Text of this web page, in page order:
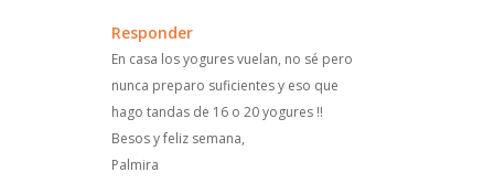
Responder
En casa los yogures vuelan, no sé pero
nunca preparo suficientes y eso que
hago tandas de 16 o 20 yogures !!
Besos y feliz semana,
Palmira